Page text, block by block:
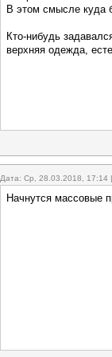
В этом смысле куда
Кто-нибудь
верхняя одежда,
Дата: Ср, 28.03.2018,
Начнутся массовые